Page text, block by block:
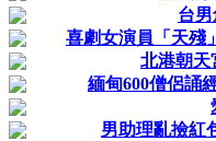
台
喜劇女演員「天殘
北港朝天
緬甸600僧侶誦
男助理亂撿紅